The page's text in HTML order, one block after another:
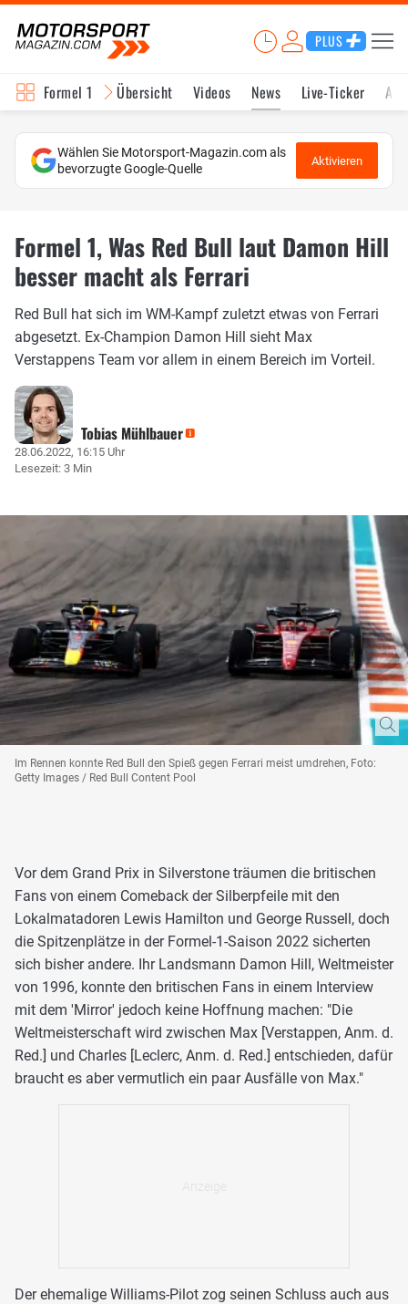
PLUS
Formel 1 Übersicht Videos News Live-Ticker
Wählen Sie Motorsport-Magazin.com als
bevorzugte Google-Quelle
Aktivieren
Formel 1, Was Red Bull laut Damon Hill
besser macht als Ferrari
Red Bull hat sich im WM-Kampf zuletzt etwas von Ferrari
abgesetzt. Ex-Champion Damon Hill sieht Max
Verstappens Team vor allem in einem Bereich im Vorteil.
Tobias Mühlbauer
28.06.2022, 16:15 Uhr
Lesezeit: 3 Min
Im Rennen konnte Red Bull den Spieß gegen Ferrari meist umdrehen, Foto:
Getty Images / Red Bull Content Pool
Vor dem Grand Prix in Silverstone träumen die britischen
Fans von einem Comeback der Silberpfeile mit den
Lokalmatadoren Lewis Hamilton und George Russell, doch
die Spitzenplätze in der Formel-1-Saison 2022 sicherten
sich bisher andere. Ihr Landsmann Damon Hill, Weltmeister
von 1996, konnte den britischen Fans in einem Interview
mit dem 'Mirror' jedoch keine Hoffnung machen: "Die
Weltmeisterschaft wird zwischen Max [Verstappen, Anm. d.
Red.] und Charles [Leclerc, Anm. d. Red.] entschieden, dafür
braucht es aber vermutlich ein paar Ausfälle von Max."
Der ehemalige Williams-Pilot zog seinen Schluss auch aus